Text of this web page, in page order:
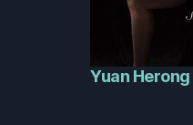
Yuan Herong